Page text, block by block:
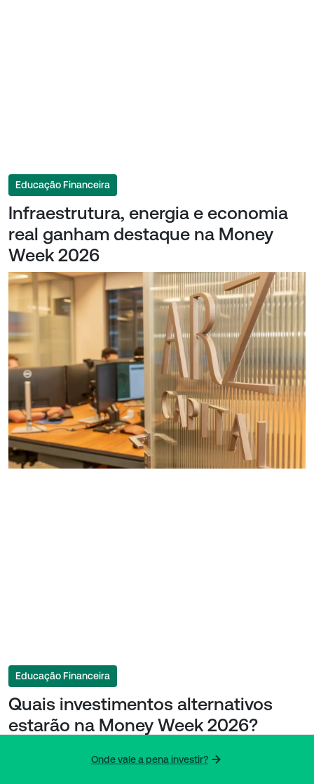
Onde vale a pena investir?
Educação Financeira
Infraestrutura, energia e economia
real ganham destaque na Money
Week 2026
Educação Financeira
Quais investimentos alternativos
estarão na Money Week 2026?